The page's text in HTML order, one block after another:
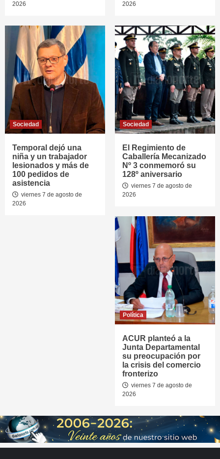
2026
2026
Sociedad
Temporal dejó una
niña y un trabajador
lesionados y más de
100 pedidos de
asistencia
viernes 7 de agosto de
2026
Sociedad
El Regimiento de
Caballería Mecanizado
Nº 3 conmemoró su
128º aniversario
viernes 7 de agosto de
2026
Política
ACUR planteó a la
Junta Departamental
su preocupación por
la crisis del comercio
fronterizo
viernes 7 de agosto de
2026